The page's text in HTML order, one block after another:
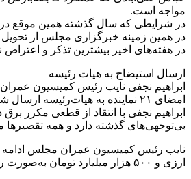
مواجه است.
در شرایطی که سال گذشته همین موقع
در همین زمینه خبرگزاری مجلس از تحویل استیضاح
در هفته‌های اخیر بیشترین تذکر و
ارسال استیضاح به هیات رئیسه
ابراهیم نجفی نایب رئیس کمیسیون
امضای ۲۱ نماینده به هیات‌رئیسه ارسال شد.
ابراهیم نجفی با انتقاد از قطعی
بی‌توجهی‌های گذشته دارد و همه
ارزی و ۵۰۰ هزار میلیارد تومان به‌صورت ریالی با بخش خصوصی تفاهم‌نامه امضا کنند، به‌ویژه در حوزه انرژی؛ بنابراین راهکار قانونی فراهم بوده است.